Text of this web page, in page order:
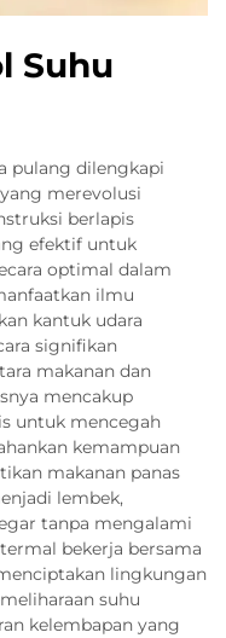
Suhu
pulang dilengkapi
merevolusi
berlapis
efektif untuk
optimal dalam
ilmu
kantuk udara
signifikan
makanan dan
mencakup
untuk mencegah
kemampuan
makanan panas
lembek,
tanpa mengalami
bekerja bersama
lingkungan
suhu
kelembapan yang